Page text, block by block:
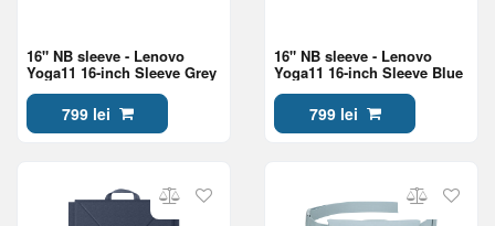
16" NB sleeve - Lenovo
Yoga11 16-inch Sleeve Grey
799 lei
16" NB sleeve - Lenovo
Yoga11 16-inch Sleeve Blue
799 lei